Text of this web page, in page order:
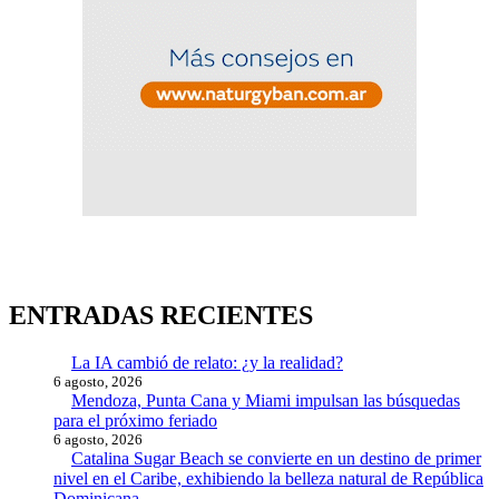
ENTRADAS RECIENTES
La IA cambió de relato: ¿y la realidad?
6 agosto, 2026
Mendoza, Punta Cana y Miami impulsan las búsquedas
para el próximo feriado
6 agosto, 2026
Catalina Sugar Beach se convierte en un destino de primer
nivel en el Caribe, exhibiendo la belleza natural de República